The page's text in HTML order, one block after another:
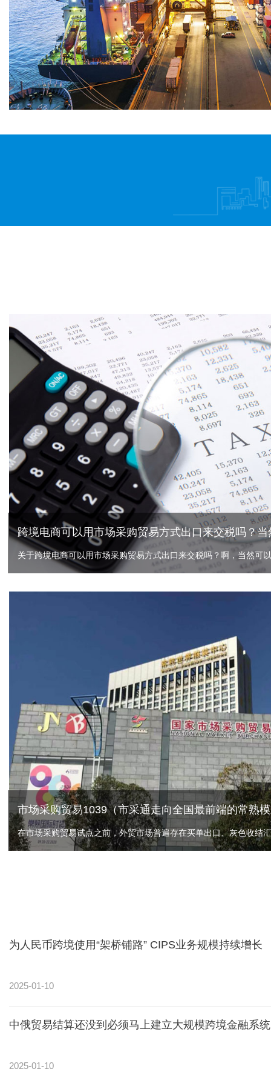
跨境电商可以用市场采购贸易方式出口来交税吗？当
市场采购贸易1039（市采通走向全国最前端的常熟
为人民币跨境使用“架桥铺路” CIPS业务规模持续增长
2025-01-10
中俄贸易结算还没到必须马上建立大规模跨境金融系
2025-01-10